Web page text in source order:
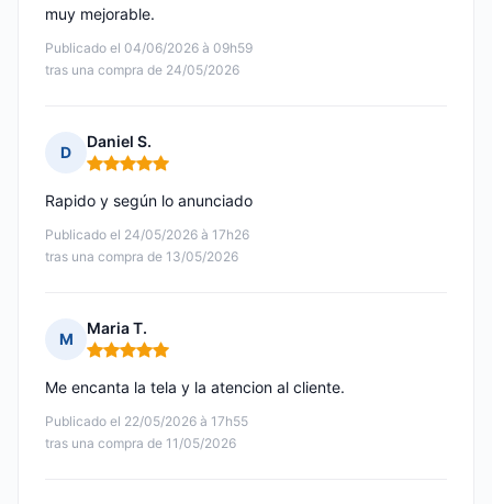
Publicado el 04/06/2026 à 09h59
tras una compra de 24/05/2026
muy mejorable.
D
Daniel S.
Nota: 5 de 5
Publicado el 24/05/2026 à 17h26
tras una compra de 13/05/2026
Rapido y según lo anunciado
M
Maria T.
Nota: 5 de 5
Publicado el 22/05/2026 à 17h55
tras una compra de 11/05/2026
Me encanta la tela y la atencion al cliente.